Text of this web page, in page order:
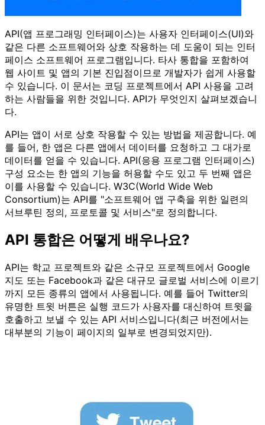
API(앱 프로그래밍 인터페이스)는 사용자 인터페이스(UI)와
같은 다른 소프트웨어와 상호 작용하는 데 도움이 되는 인터
페이스 소프트웨어 프로그램입니다. 타사 통합을 포함하여
웹 사이트 및 앱의 기본 진입점이므로 개발자가 쉽게 사용할
수 있습니다. 이 문서는 코딩 프로젝트에서 API 사용을 고려
하는 사람들을 위한 것입니다. API가 무엇인지 살펴보겠습니
다.
API는 앱이 서로 상호 작용할 수 있는 방법을 제공합니다. 예
를 들어, 한 앱은 다른 앱에서 데이터를 요청하고 그 대가로
데이터를 얻을 수 있습니다. API(응용 프로그램 인터페이스)
구성 요소는 한 앱의 기능을 허용할 수도 있고 두 번째 앱은
이를 사용할 수 있습니다. W3C(World Wide Web
Consortium)는 API를 "소프트웨어 앱 구축을 위한 일련의
서브루틴 정의, 프로토콜 및 서비스"로 정의합니다.
API 통합은 어떻게 배우나요?
API는 학교 프로젝트와 같은 소규모 프로젝트에서 Google
지도 또는 Facebook과 같은 대규모 글로벌 서비스에 이르기
까지 모든 종류의 앱에서 사용됩니다. 예를 들어 Twitter의
유명한 트윗 버튼은 실행 코드가 사용자를 대신하여 트윗을
호출하고 보낼 수 있는 API 서비스입니다(최근 버전에서는
대부분의 기능이 페이지의 일부로 변경되었지만).